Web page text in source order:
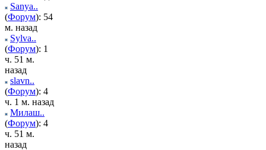
Sanya..
(Форум): 54
м. назад
Sylva..
(Форум): 1
ч. 51 м.
назад
slavn..
(Форум): 4
ч. 1 м. назад
Милаш..
(Форум): 4
ч. 51 м.
назад